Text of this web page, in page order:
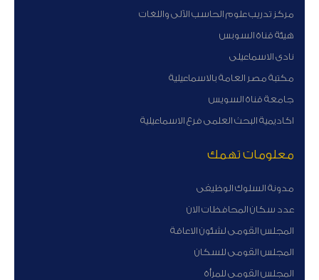
مركز تدريب علوم الحاسب الآلى واللغات
هيئة قناة السوبس
نادى الاسماعيلى
مكتبة مصر العامة بالاسماعيلية
جامعة قناة السويس
اكاديمية البحث العلمى فرع الاسماعيلية
معلومات تهمك
مدونة السلوك الوظيفى
عدد سكان المحافظات الان
المجلس القومى لشئون الاعاقة
المجلس القومى للسكان
المجلس القومى للمرأة